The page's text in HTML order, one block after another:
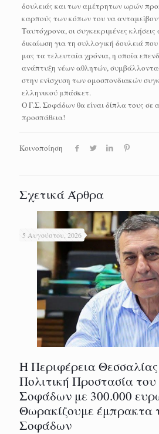
δουλειάς και των αμέτρητων ωρών
καρπούς των κόπων του να
Ταυτόχρονα, οι συγκεκριμένες
δικαίωση για τη συλλογική δουλειά
μας τα τελευταία χρόνια, η οποία
ανάπτυξη νέων αθλητών,
στην ενίσχυση των ομοσπονδιακών
ελληνικού μπάσκετ.
Ο Γ.Σ. Σοφάδων θα είναι δίπλα τους σε
προσπάθεια!
Κοινοποίηση
Σχετικά Άρθρα
5 Αυγούστου, 2026
Η Περιφέρεια Θεσσαλίας
Πολιτική Προστασία
Σοφάδων με 300.000
Θωρακίζουμε έμπρακτα
Σοφάδων